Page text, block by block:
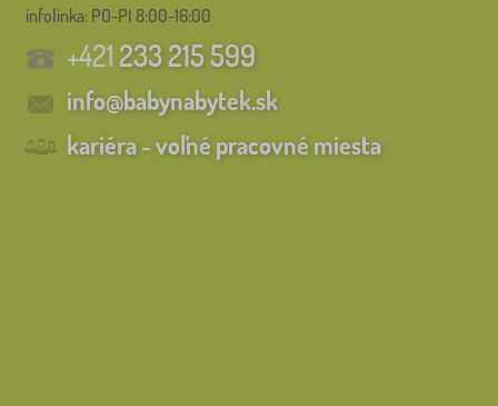
infolinka: PO-PI 8:00-16:00
+421233 215 599
info@babynabytek.sk
kariéra - voľné pracovné miesta